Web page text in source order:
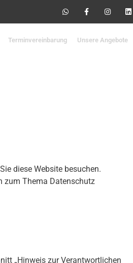
Terminvereinbarung Unsere Angebote
diese Website besuchen.
zum Thema Datenschutz
„Hinweis zur Verantwortlichen